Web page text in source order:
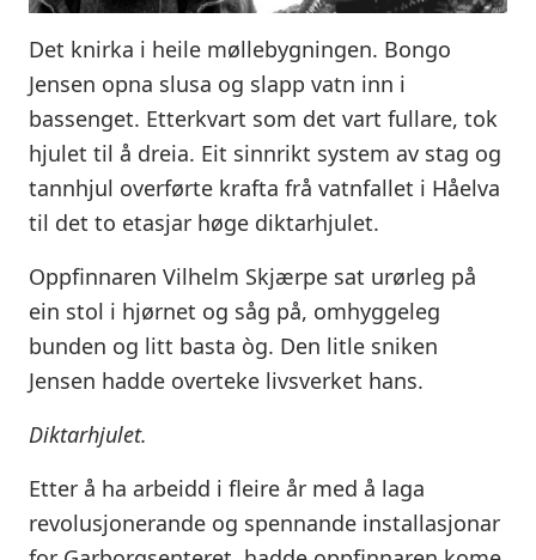
Det knirka i heile møllebygningen. Bongo
Jensen opna slusa og slapp vatn inn i
bassenget. Etterkvart som det vart fullare, tok
hjulet til å dreia. Eit sinnrikt system av stag og
tannhjul overførte krafta frå vatnfallet i Håelva
til det to etasjar høge diktarhjulet.
Oppfinnaren Vilhelm Skjærpe sat urørleg på
ein stol i hjørnet og såg på, omhyggeleg
bunden og litt basta òg. Den litle sniken
Jensen hadde overteke livsverket hans.
Diktarhjulet.
Etter å ha arbeidd i fleire år med å laga
revolusjonerande og spennande installasjonar